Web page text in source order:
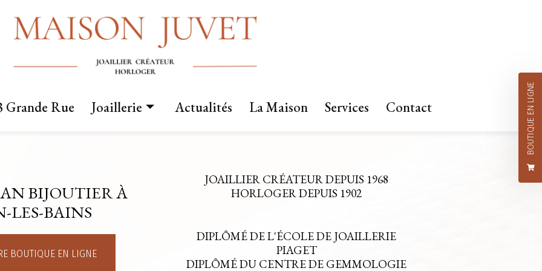
BOUTIQUE EN LIGNE
Grande Rue Joaillerie
Mariage
Actualités La Maison Services Contact
BIJOUTIER À
LES-BAINS
BOUTIQUE EN LIGNE
JOAILLIER CRÉATEUR DEPUIS 1968
HORLOGER DEPUIS 1902
DIPLÔMÉ DE L'ÉCOLE DE JOAILLERIE
PIAGET
DIPLÔMÉ DU CENTRE DE GEMMOLOGIE